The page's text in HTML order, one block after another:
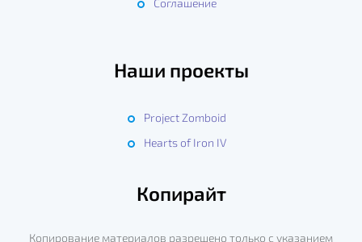
Наши проекты
Project Zomboid
Hearts of Iron IV
Копирайт
Копирование материалов разрешено только с указанием